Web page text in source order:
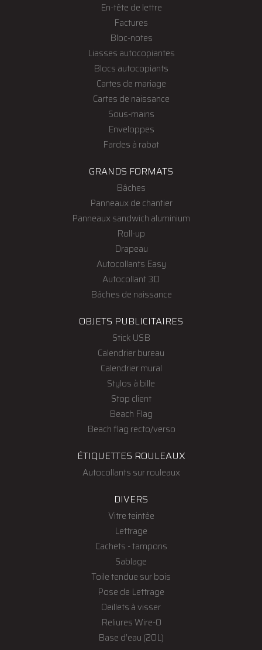
En-tête de lettre
Factures
Bloc-notes
Liasses autocopiantes
Blocs autocopiants
Cartes de mariage
Cartes de naissance
Sous-mains
Enveloppes
Fardes à rabat
GRANDS FORMATS
Bâches
Panneaux de chantier
Panneaux sandwich aluminium
Roll-up
Drapeau
Autocollants Easy
Autocollant 3D
Bâches de naissance
OBJETS PUBLICITAIRES
Stick USB
Calendrier bureau
Calendrier mural
Stylos à bille
Stop client
Beach Flag
Beach flag recto/verso
ÉTIQUETTES ROULEAUX
Autocollants sur rouleaux
DIVERS
Vitre teintée
Lettrage
Cachets - tampons
Sablage
Toile tendue sur bois
Pose de Lettrage
Oeillets à visser
Reliures Wire-O
Base d’eau (20L)